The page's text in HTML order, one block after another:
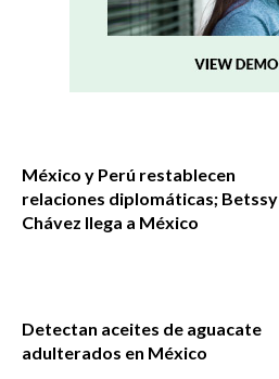
México y Perú restablecen
relaciones diplomáticas; Betssy
Chávez llega a México
Detectan aceites de aguacate
adulterados en México